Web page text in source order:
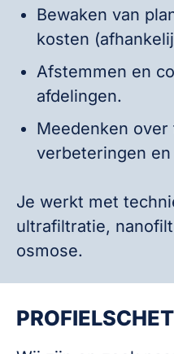
Bewaken van
kosten
Afstemmen en
afdelingen.
Meedenken over
verbeteringen
Je werkt met
ultrafiltratie,
osmose.